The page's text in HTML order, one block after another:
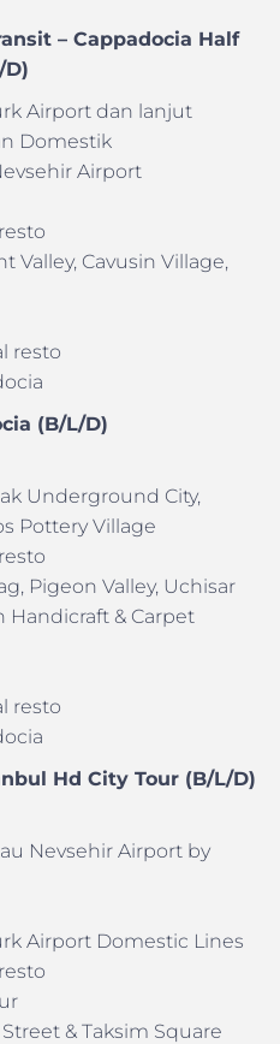
– Cappadocia Half
D)
Airport dan lanjut
Domestik
Airport
Valley, Cavusin Village,
resto
(B/L/D)
Underground City,
Pottery Village
Pigeon Valley, Uchisar
Handicraft & Carpet
resto
Hd City Tour (B/L/D)
Nevsehir Airport by
Airport Domestic Lines
& Taksim Square